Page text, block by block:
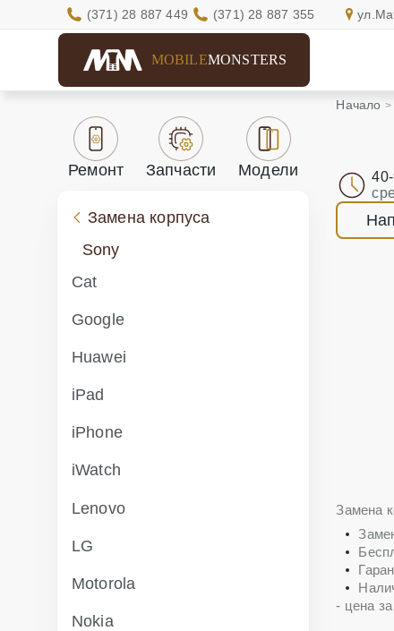
(371) 28 887 449 (371) 28 887 355
MOBILEMONSTERS
Ремонт Запчасти Модели
Замена корпуса
Sony
Cat
Google
Huawei
iPad
iPhone
iWatch
Lenovo
LG
Motorola
Nokia
Начало
Замена
- цена